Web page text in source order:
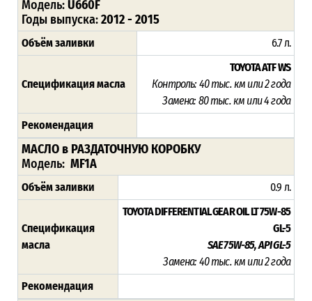
Модель:U660F
Годы выпуска:2012 - 2015
Объём заливки 6.7 л.
Спецификация масла
TOYOTA ATF WS
Контроль: 40 тыс. км или 2 года
Замена: 80 тыс. км или 4 года
Рекомендация
МАСЛО в РАЗДАТОЧНУЮ КОРОБКУ
Модель: MF1A
Объём заливки 0.9 л.
Спецификация
масла
TOYOTA DIFFERENTIAL GEAR OIL LT 75W-85
GL-5
SAE 75W-85, API GL-5
Замена: 40 тыс. км или 2 года
Рекомендация